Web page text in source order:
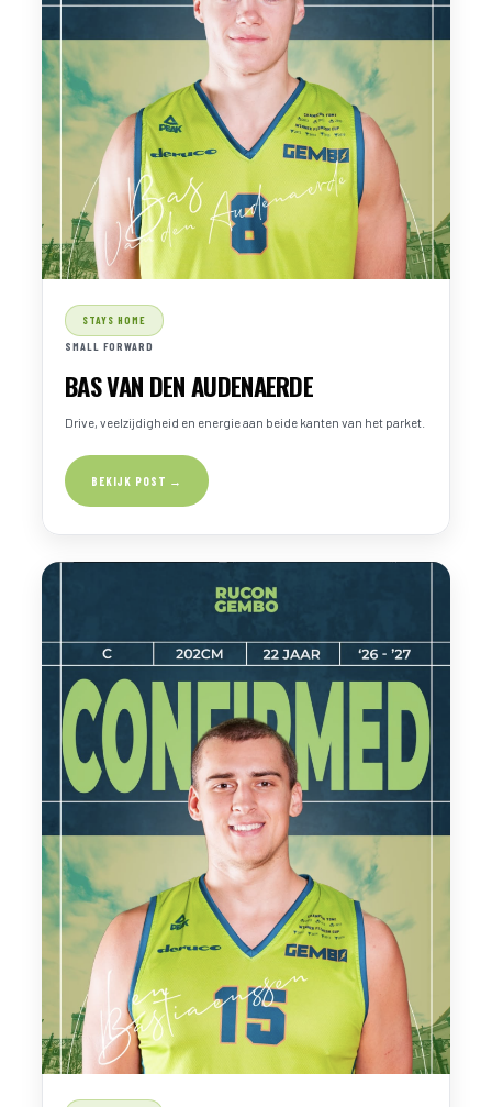
STAYS HOME
SMALL FORWARD
BAS VAN DEN AUDENAERDE
Drive, veelzijdigheid en energie aan beide kanten van het parket.
BEKIJK POST →